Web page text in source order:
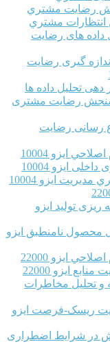
رضایت مشتري
انتظارات مشتري
داده های رضایت
گیری رضایت
دهی تحلیل داده ها
سنجش رضایت مشتری
رسانی رضایت
ایزو 10004
ایزو 10004
ایزو 10004
توليد ایزو
محصول نامنطبق ایزو
ایزو 22000
ایزو 22000
و تحلیل مخاطرات
ریسک-فرصت ایزو
در شرایط اضطراری